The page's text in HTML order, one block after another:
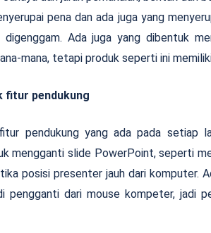
pena dan ada juga yang
digenggam. Ada juga yang dibentuk
mana, tetapi produk seperti ini
fitur pendukung
pendukung yang ada pada setiap
mengganti slide PowerPoint, seperti
posisi presenter jauh dari komputer.
pengganti dari mouse kompeter, jadi